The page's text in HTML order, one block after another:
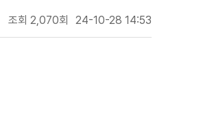
조회 2,070회 24-10-28 14:53